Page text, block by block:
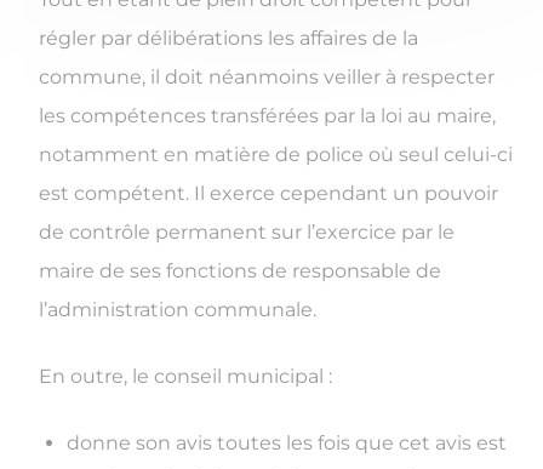
régler par délibérations les affaires de la
commune, il doit néanmoins veiller à respecter
les compétences transférées par la loi au maire,
notamment en matière de police où seul celui-ci
est compétent. Il exerce cependant un pouvoir
de contrôle permanent sur l’exercice par le
maire de ses fonctions de responsable de
l’administration communale.
En outre, le conseil municipal :
donne son avis toutes les fois que cet avis est